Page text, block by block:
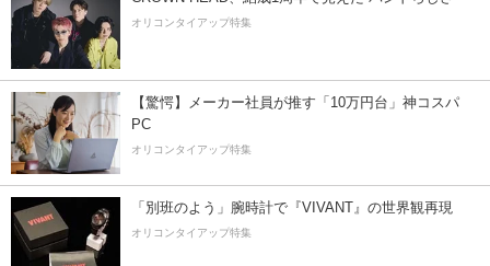
オリコンタイアップ特集
【驚愕】メーカー社員が推す「10万円台」神コスパ
PC
オリコンタイアップ特集
「別班のよう」腕時計で『VIVANT』の世界観再現
オリコンタイアップ特集